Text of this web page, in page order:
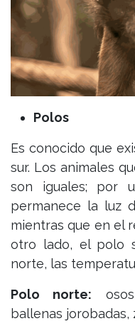
Polos
Es conocido que
sur. Los animales
son iguales; por
permanece la luz
mientras que en el
otro lado, el polo
norte, las
Polo norte:
ballenas jorobadas,